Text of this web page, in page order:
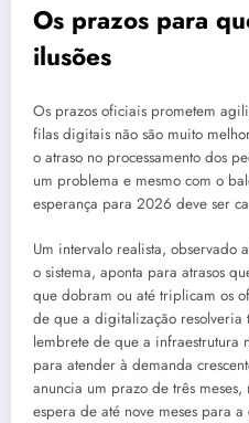
Os prazos para
ilusões
Os prazos oficiais prometem
filas digitais não são muito
o atraso no processamento dos
um problema e mesmo com o
esperança para 2026 deve ser
Um intervalo realista, observado
o sistema, aponta para atrasos
que dobram ou até triplicam os
de que a digitalização resolveria
lembrete de que a infraestrutura
para atender à demanda
anuncia um prazo de três
espera de até nove meses para a